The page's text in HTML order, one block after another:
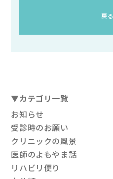
戻る
▼カテゴリ一覧
お知らせ
受診時のお願い
クリニックの風景
医師のよもやま話
リハビリ便り